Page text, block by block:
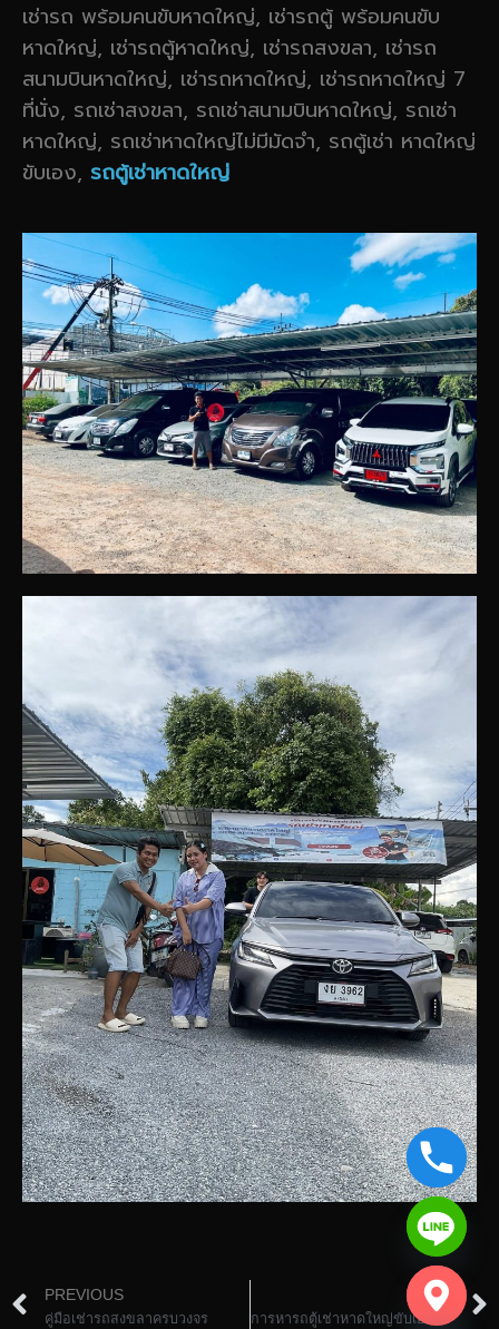
เช่ารถ พร้อมคนขับหาดใหญ่, เช่ารถตู้ พร้อมคนขับ
หาดใหญ่, เช่ารถตู้หาดใหญ่, เช่ารถสงขลา, เช่ารถ
สนามบินหาดใหญ่, เช่ารถหาดใหญ่, เช่ารถหาดใหญ่ 7
ที่นั่ง, รถเช่าสงขลา, รถเช่าสนามบินหาดใหญ่, รถเช่า
หาดใหญ่, รถเช่าหาดใหญ่ไม่มีมัดจำ, รถตู้เช่า หาดใหญ่
ขับเอง, รถตู้เช่าหาดใหญ่
PREVIOUS
คู่มือเช่ารถสงขลาครบวงจร
NEXT
การหารถตู้เช่าหาดใหญ่ขับเอง อิสระสบาย
Hide
chaty